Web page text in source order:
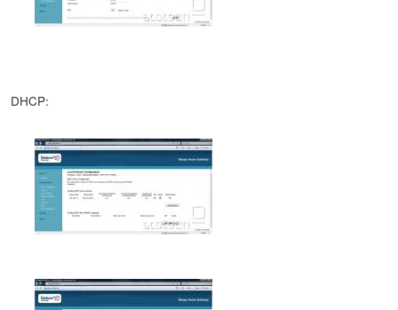
DHCP: